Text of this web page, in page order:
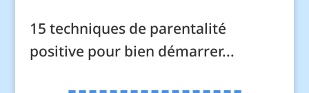
15 techniques de parentalité
positive pour bien démarrer...